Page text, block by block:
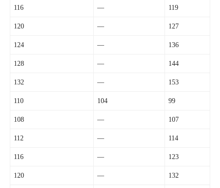
116 — 119
120 — 127
124 — 136
128 — 144
132 — 153
110 104 99
108 — 107
112 — 114
116 — 123
120 — 132